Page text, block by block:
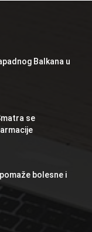
Balkana u
se
bolesne i